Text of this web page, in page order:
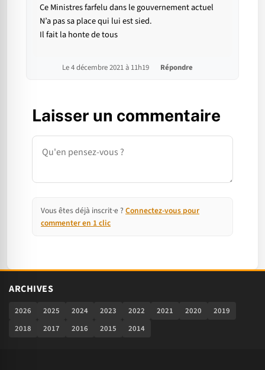
Ce Ministres farfelu dans le gouvernement actuel
N’a pas sa place qui lui est sied.
Il fait la honte de tous
Le 4 décembre 2021 à 11h19 Répondre
Laisser un commentaire
Commentaire
Vous êtes déjà inscrit·e ? Connectez-vous pour
commenter en 1 clic
ARCHIVES
2026 2025 2024 2023 2022 2021 2020
2019
2018
2017 2016 2015 2014